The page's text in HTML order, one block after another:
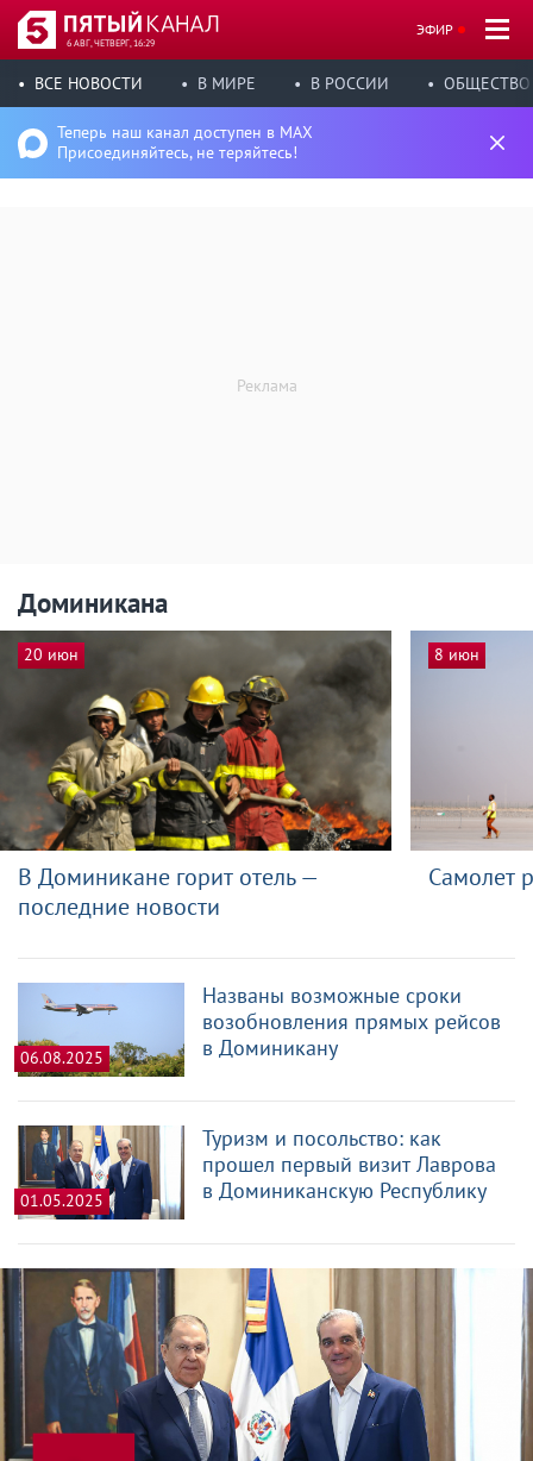
6 АВГ, ЧЕТВЕРГ, 16:29
ЭФИР
ВСЕ НОВОСТИ В МИРЕ В РОССИИ ОБЩЕСТВО
Теперь наш канал доступен в MAX
Присоединяйтесь, не теряйтесь!
Доминикана
20 июн
В Доминикане горит отель —
последние новости
8 июн
Самолет
06.08.2025
Названы возможные сроки
возобновления прямых рейсов
в Доминикану
01.05.2025
Туризм и посольство: как
прошел первый визит Лаврова
в Доминиканскую Республику